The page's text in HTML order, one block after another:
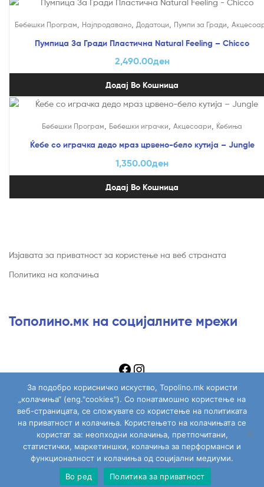
Бебешки Програм Најпродавано, Додатоци Пумпи за Гради
Пумпица За Гради Пластична Natural Feeling – Chicco
2,490.00ден
Додај Во Кошница
Бебешки Програм, Бебешки играчки, Акцесоари, Ќебиња
Ќебе со играчка дедо мраз црвено-бело кутија – Jungle
1,350.00ден
Додај Во Кошница
Изјавата за приватност за користење на веб страната
Политика на колачиња
Тополино.мк на социјалните мрежи
Topolino.mk
За подобро корисничко искуство, Topolino.mk користи
„колачиња“ (eng."cookies"). Со понатамошно користење на
веб-страницата, се сложувате со користење на политиката
на приватност и колачиња. Користењето на колачињата се
користат за: неопходни колачиња, претпочитани,
статистички, маркетиншки, колачиња за перформанси и
функционалност и колачиња од социјални медиуми.
Во ред
Политика за приватност